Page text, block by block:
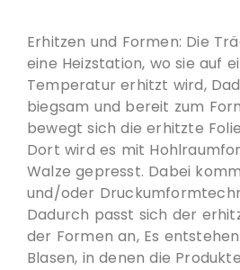
Erhitzen und Formen: Die
eine Heizstation, wo sie auf
Temperatur erhitzt wird,
biegsam und bereit zum
bewegt sich die erhitzte
Dort wird es mit
Walze gepresst. Dabei
und/oder
Dadurch passt sich der
der Formen an, Es
Blasen, in denen die